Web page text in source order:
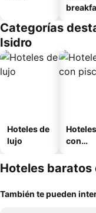
Categorías
Isidro
Hoteles de
lujo
Hoteles
con
Hoteles baratos
También te pueden